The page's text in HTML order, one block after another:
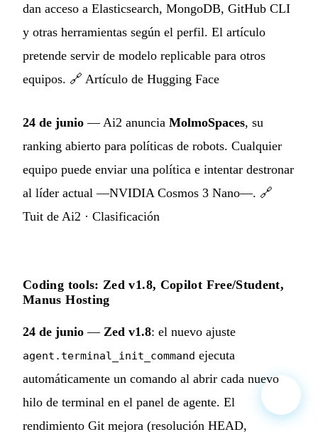
dan acceso a Elasticsearch, MongoDB, GitHub CLI
y otras herramientas según el perfil. El artículo
pretende servir de modelo replicable para otros
equipos. 🔗 Artículo de Hugging Face
24 de junio — Ai2 anuncia MolmoSpaces, su
ranking abierto para políticas de robots. Cualquier
equipo puede enviar una política e intentar destronar
al líder actual —NVIDIA Cosmos 3 Nano—. 🔗
Tuit de Ai2 · Clasificación
Coding tools: Zed v1.8, Copilot Free/Student,
Manus Hosting
24 de junio — Zed v1.8: el nuevo ajuste
agent.terminal_init_command ejecuta
automáticamente un comando al abrir cada nuevo
hilo de terminal en el panel de agente. El
rendimiento Git mejora (resolución HEAD,